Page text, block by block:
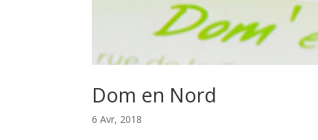
Dom en Nord
6 Avr, 2018